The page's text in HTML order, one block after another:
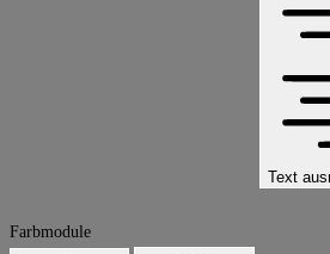
Text
Farbmodule